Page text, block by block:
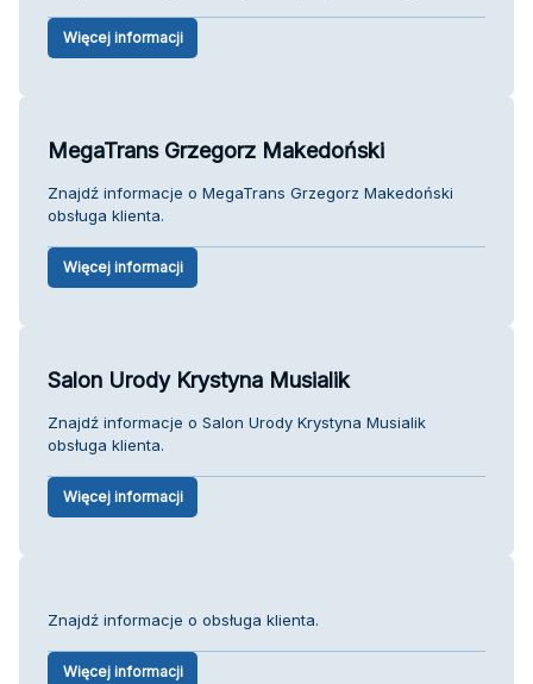
Więcej informacji
MegaTrans Grzegorz Makedoński
Znajdź informacje o MegaTrans Grzegorz Makedoński
obsługa klienta.
Więcej informacji
Salon Urody Krystyna Musialik
Znajdź informacje o Salon Urody Krystyna Musialik
obsługa klienta.
Więcej informacji
Znajdź informacje o obsługa klienta.
Więcej informacji